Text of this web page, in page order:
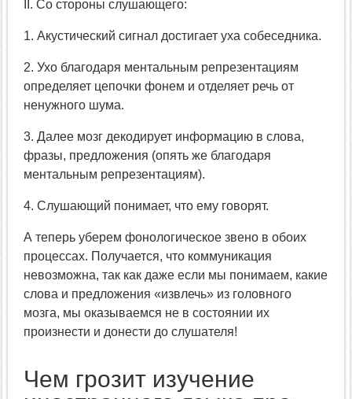
II. Со стороны слушающего:
1. Акустический сигнал достигает уха собеседника.
2. Ухо благодаря ментальным репрезентациям
определяет цепочки фонем и отделяет речь от
ненужного шума.
3. Далее мозг декодирует информацию в слова,
фразы, предложения (опять же благодаря
ментальным репрезентациям).
4. Слушающий понимает, что ему говорят.
А теперь уберем фонологическое звено в обоих
процессах. Получается, что коммуникация
невозможна, так как даже если мы понимаем, какие
слова и предложения «извлечь» из головного
мозга, мы оказываемся не в состоянии их
произнести и донести до слушателя!
Чем грозит изучение